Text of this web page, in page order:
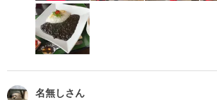
名無しさん